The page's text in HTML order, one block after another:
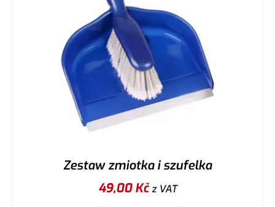
Zestaw zmiotka i szufelka
49,00Kčz VAT